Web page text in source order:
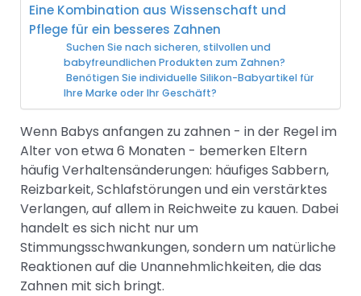
Eine Kombination aus Wissenschaft und
Pflege für ein besseres Zahnen
Suchen Sie nach sicheren, stilvollen und
babyfreundlichen Produkten zum Zahnen?
Benötigen Sie individuelle Silikon-Babyartikel für
Ihre Marke oder Ihr Geschäft?
Wenn Babys anfangen zu zahnen - in der Regel im
Alter von etwa 6 Monaten - bemerken Eltern
häufig Verhaltensänderungen: häufiges Sabbern,
Reizbarkeit, Schlafstörungen und ein verstärktes
Verlangen, auf allem in Reichweite zu kauen. Dabei
handelt es sich nicht nur um
Stimmungsschwankungen, sondern um natürliche
Reaktionen auf die Unannehmlichkeiten, die das
Zahnen mit sich bringt.